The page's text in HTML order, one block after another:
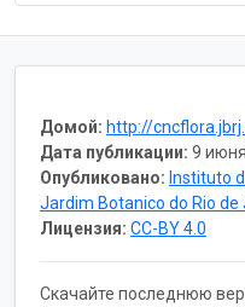
Домой: http://
Дата публикации: 9
Опубликовано: Instituto
Jardim Botanico do Rio de
Лицензия: CC-BY 4.0
Скачайте последнюю